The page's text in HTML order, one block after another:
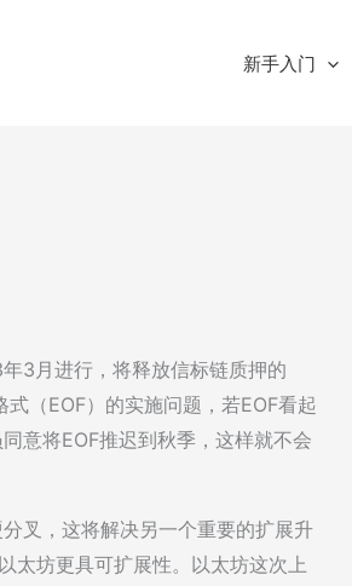
新手入门
3月进行，将释放信标链质押的
（EOF）的实施问题，若EOF看起
意将EOF推迟到秋季，这样就不会
叉，这将解决另一个重要的扩展升
坊更具可扩展性。以太坊这次上